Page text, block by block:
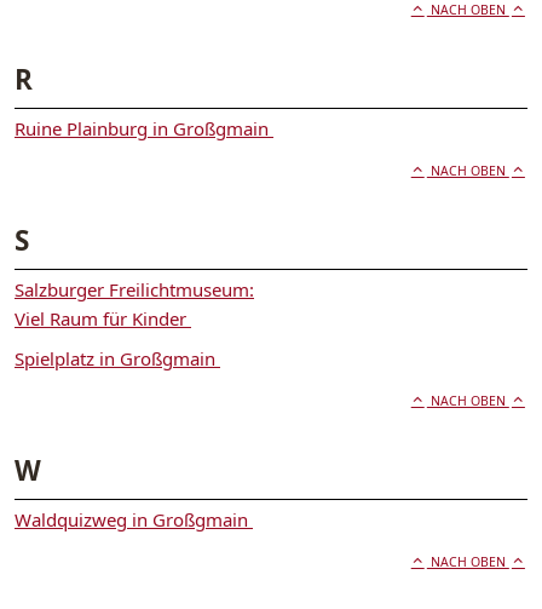
NACH OBEN
R
Ruine Plainburg in Großgmain
NACH OBEN
S
Salzburger Freilichtmuseum:
Viel Raum für Kinder
Spielplatz in Großgmain
NACH OBEN
W
Waldquizweg in Großgmain
NACH OBEN